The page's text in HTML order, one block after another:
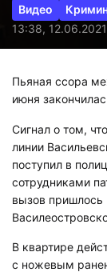
Видео
13:38, 12.06.2021
Пьяная ссора
июня
Сигнал о том,
линии
поступил в
сотрудниками
вызов
В квартире
с ножевым